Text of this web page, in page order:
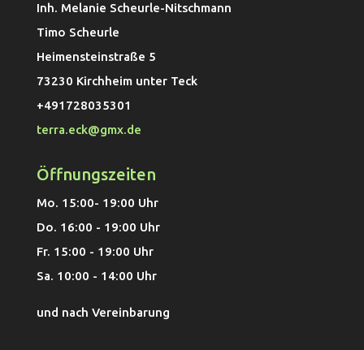
Inh. Melanie Scheurle-Nitschmann
Timo Scheurle
Heimensteinstraße 5
73230 Kirchheim unter Teck
+491728035301
terra.eck@gmx.de
Öffnungszeiten
Mo. 15:00- 19:00 Uhr
Do. 16:00 - 19:00 Uhr
Fr. 15:00 - 19:00 Uhr
Sa. 10:00 - 14:00 Uhr
und nach Vereinbarung